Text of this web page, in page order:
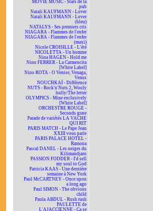
MOVIE MUSIC - Stars de la
pub
Natali KAUFMANN - Lover
Natali KAUFMANN - Lover
(bleu)
NATALYS - Ses premiers cris
NIAGARA - Flammes de l'enfer
NIAGARA - Flammes de l'enfer
(maxi)
Nicole CROISILLE - L'été
NICOLETTA - Un homme
Nina HAGEN - Hold me
Nino FERRER - La Carmencita
[White Label]
Nino ROTA - O Venise, Venaga,
Venus
NOUCHKAÏ - Différence
NUTS - Rock'n'Nuts 2, Wooly
bully/The letter
OLYMPICS - Mine exclusively
[White Label]
ORCHESTRE ROUGE -
Seconds grate
Parade de variétés LA VACHE
QUI RIT
PARIS MATCH - Le Pape Jean
XXIII vous parle
PARIS PALACE HOTEL -
Ramona
Pascal DANEL - Les neiges du
Kilimandjaro
PASSION FODDER - I'd sell
my soul to God
Patricia KAAS - Une dernière
semaine à New York
Paul McCARTNEY - Once upon
a long ago
Paul SIMON - The obvious
child
Paula ABDUL - Rush rush
PAULETTE de
L'AJACCIENNE - Ça se